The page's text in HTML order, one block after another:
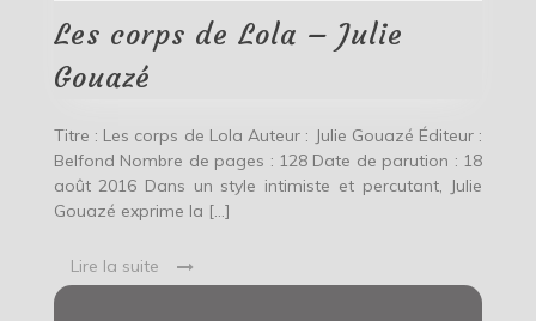
Julie
Gouazé
Les corps de Lola – Julie
Gouazé
Titre : Les corps de Lola Auteur : Julie Gouazé Éditeur :
Belfond Nombre de pages : 128 Date de parution : 18
août 2016 Dans un style intimiste et percutant, Julie
Gouazé exprime la […]
Lire la suite